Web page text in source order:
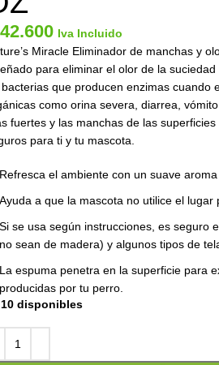
42.600 Iva Incluido
Miracle Eliminador de manchas y
para eliminar el olor de la
que producen enzimas cuando
como orina severa, diarrea,
fuertes y las manchas de las
para ti y tu mascota.
Refresca el ambiente con un suave aroma
Ayuda a que la mascota no utilice el lugar
Si se usa según instrucciones, es seguro
no sean de madera) y algunos tipos de
La espuma penetra en la superficie para
producidas por tu perro.
10 disponibles